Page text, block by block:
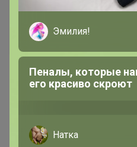
2 435р
Футболка 2062